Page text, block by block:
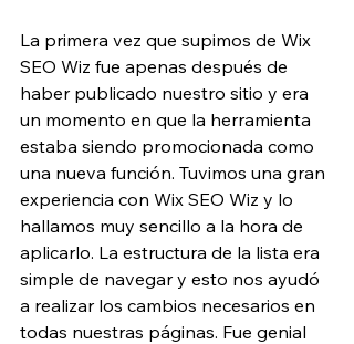
La primera vez que supimos de Wix
SEO Wiz fue apenas después de
haber publicado nuestro sitio y era
un momento en que la herramienta
estaba siendo promocionada como
una nueva función. Tuvimos una gran
experiencia con Wix SEO Wiz y lo
hallamos muy sencillo a la hora de
aplicarlo. La estructura de la lista era
simple de navegar y esto nos ayudó
a realizar los cambios necesarios en
todas nuestras páginas. Fue genial